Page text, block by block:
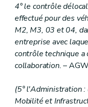
4° le contrôle
effectué pour des
M2, M3, 03 et 04,
entreprise avec
contrôle technique a
collaboration.–
(5° l'Administration
Mobilité et